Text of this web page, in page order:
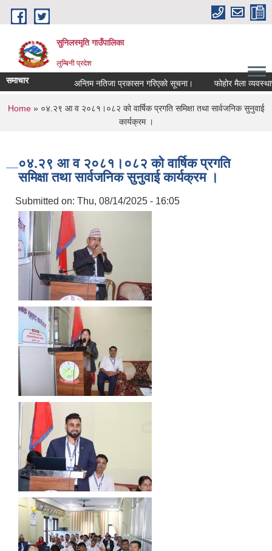
Skip to main content
सुनिलस्मृति गाउँपालिका
लुम्बिनी प्रदेश
समाचार अन्तिम नतिजा प्रकासन गरिएकाे सूचना। फोहोर मैला व्यवस्थापन
You are here
Home» ०४.२९ आ व २०८१।०८२ को वार्षिक प्रगति समिक्षा तथा सार्वजनिक सुनुवाई
कार्यक्रम ।
०४.२९ आ व २०८१।०८२ को वार्षिक प्रगति
समिक्षा तथा सार्वजनिक सुनुवाई कार्यक्रम ।
Submitted on: Thu, 08/14/2025 - 16:05